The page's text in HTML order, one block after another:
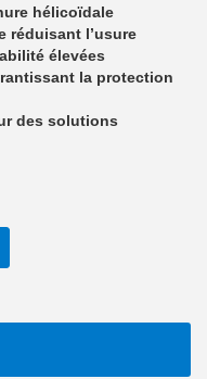
hélicoïdale
réduisant l’usure
élevées
la protection
des solutions